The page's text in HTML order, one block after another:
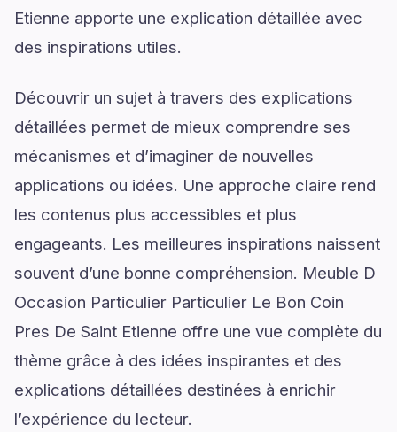
Etienne apporte une explication détaillée avec
des inspirations utiles.
Découvrir un sujet à travers des explications
détaillées permet de mieux comprendre ses
mécanismes et d’imaginer de nouvelles
applications ou idées. Une approche claire rend
les contenus plus accessibles et plus
engageants. Les meilleures inspirations naissent
souvent d’une bonne compréhension. Meuble D
Occasion Particulier Particulier Le Bon Coin
Pres De Saint Etienne offre une vue complète du
thème grâce à des idées inspirantes et des
explications détaillées destinées à enrichir
l’expérience du lecteur.